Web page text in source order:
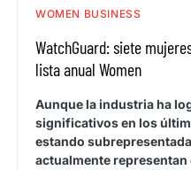
WOMEN BUSINESS
WatchGuard: siete
lista anual Women
Aunque la industria ha
significativos en los
estando
actualmente representan